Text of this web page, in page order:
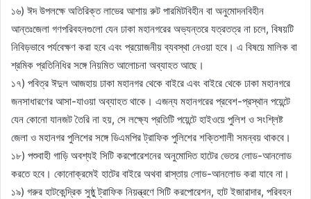
১৬) ঈদ উপলক্ষে অতিরিক্ত লাভের আশায় রুট পারমিটবিহীন বা অনুমোদনবিহীন
আন্তঃজেলা গণপরিবহনগুলো যেন ঢাকা মহানগরের অভ্যন্তরে যত্রতত্র না চলে, বিষয়টি
নিবিড়ভাবে পর্যবেক্ষণ করা হবে এবং প্রয়োজনীয় ব্যবস্থা নেওয়া হবে। এ বিষয়ে মালিক বা
শ্রমিক প্রতিনিধির সঙ্গে নিয়মিত আলোচনা অব্যাহত আছে।
১৭) পবিত্র ঈদুল আজহায় ঢাকা মহানগর থেকে বাইরে এবং বাইরে থেকে ঢাকা মহানগরে
জনসাধারণের আসা-যাওয়া অব্যাহত থাকে। এজন্য মহানগরের প্রবেশ-প্রস্থান পয়েন্টে
যেন কোনো যানজট তৈরি না হয়, সে লক্ষ্যে প্রতিটি পয়েন্টে হাইওয়ে পুলিশ ও সংশ্লিষ্ট
জেলা ও মহানগর পুলিশের সঙ্গে ডিএমপির ট্রাফিক পুলিশের শক্তিশালী সমন্বয় থাকবে।
১৮) পশুবাহী গাড়ি অবশ্যই সিটি করপোরেশনের অনুমোদিত হাটের ভেতর লোড-আনলোড
করতে হবে। কোনোক্রমেই হাটের বাইরে অথবা রাস্তায় লোড-আনলোড করা যাবে না।
১৯) গরুর হাটকেন্দ্রিক সুষ্ঠু ট্রাফিক নিয়ন্ত্রণে সিটি করপোরেশন, হাট ইজারাদার, পরিবহন